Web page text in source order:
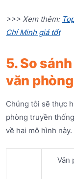
>>> Xem thêm:
Chí Minh giá tốt
5. So
văn
Chúng tôi sẽ thực
phòng truyền
về hai mô hình này.
Văn